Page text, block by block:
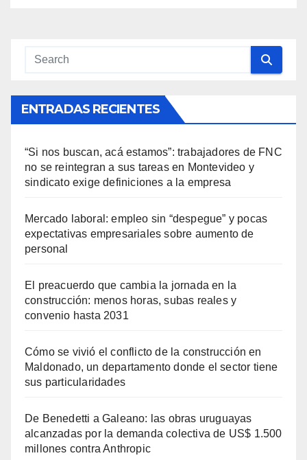
ENTRADAS RECIENTES
“Si nos buscan, acá estamos”: trabajadores de FNC
no se reintegran a sus tareas en Montevideo y
sindicato exige definiciones a la empresa
Mercado laboral: empleo sin “despegue” y pocas
expectativas empresariales sobre aumento de
personal
El preacuerdo que cambia la jornada en la
construcción: menos horas, subas reales y
convenio hasta 2031
Cómo se vivió el conflicto de la construcción en
Maldonado, un departamento donde el sector tiene
sus particularidades
De Benedetti a Galeano: las obras uruguayas
alcanzadas por la demanda colectiva de US$ 1.500
millones contra Anthropic